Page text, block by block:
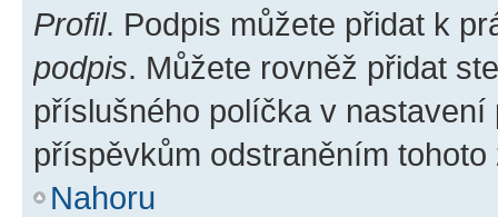
Profil. Podpis můžete přidat k
podpis. Můžete rovněž přidat
příslušného políčka v
příspěvkům odstraněním
Nahoru